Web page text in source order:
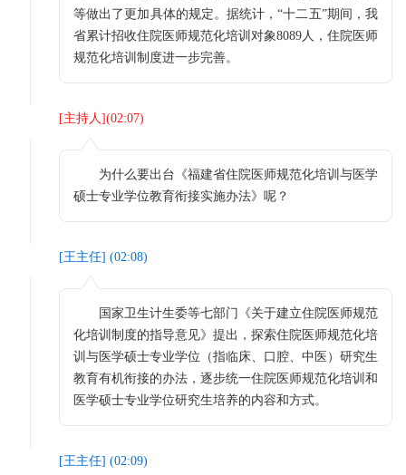
等做出了更加具体的规定。据统计，“十二五”期间，我
省累计招收住院医师规范化培训对象8089人，住院医师
规范化培训制度进一步完善。
[主持人 ](02:07)
为什么要出台《福建省住院医师规范化培训与医学
硕士专业学位教育衔接实施办法》呢？
[王主任] (02:08)
国家卫生计生委等七部门《关于建立住院医师规范
化培训制度的指导意见》提出，探索住院医师规范化培
训与医学硕士专业学位（指临床、口腔、中医）研究生
教育有机衔接的办法，逐步统一住院医师规范化培训和
医学硕士专业学位研究生培养的内容和方式。
[王主任] (02:09)